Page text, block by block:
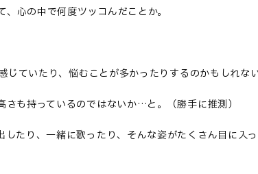
心の中で何度ツッコんだことか。
ていたり、悩むことが多かったりするのかもしれな
も持っているのではないか…と。（勝手に推測）
たり、一緒に歌ったり、そんな姿がたくさん目に入